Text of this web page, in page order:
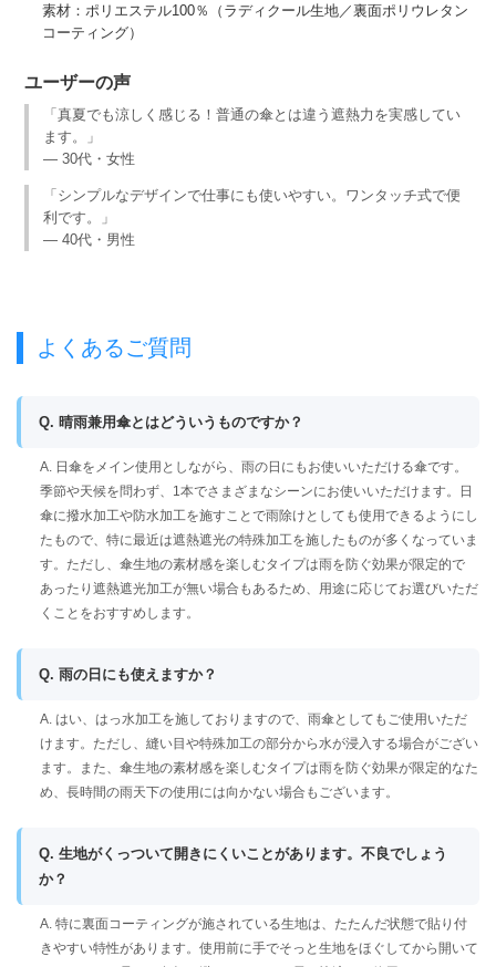
素材：ポリエステル100％（ラディクール生地／裏面ポリウレタン
コーティング）
ユーザーの声
「真夏でも涼しく感じる！普通の傘とは違う遮熱力を実感してい
ます。」
— 30代・女性
「シンプルなデザインで仕事にも使いやすい。ワンタッチ式で便
利です。」
— 40代・男性
よくあるご質問
Q. 晴雨兼用傘とはどういうものですか？
A. 日傘をメイン使用としながら、雨の日にもお使いいただける傘です。
季節や天候を問わず、1本でさまざまなシーンにお使いいただけます。日
傘に撥水加工や防水加工を施すことで雨除けとしても使用できるようにし
たもので、特に最近は遮熱遮光の特殊加工を施したものが多くなっていま
す。ただし、傘生地の素材感を楽しむタイプは雨を防ぐ効果が限定的で
あったり遮熱遮光加工が無い場合もあるため、用途に応じてお選びいただ
くことをおすすめします。
Q. 雨の日にも使えますか？
A. はい、はっ水加工を施しておりますので、雨傘としてもご使用いただ
けます。ただし、縫い目や特殊加工の部分から水が浸入する場合がござい
ます。また、傘生地の素材感を楽しむタイプは雨を防ぐ効果が限定的なた
め、長時間の雨天下の使用には向かない場合もございます。
Q. 生地がくっついて開きにくいことがあります。不良でしょう
か？
A. 特に裏面コーティングが施されている生地は、たたんだ状態で貼り付
きやすい特性があります。使用前に手でそっと生地をほぐしてから開いて